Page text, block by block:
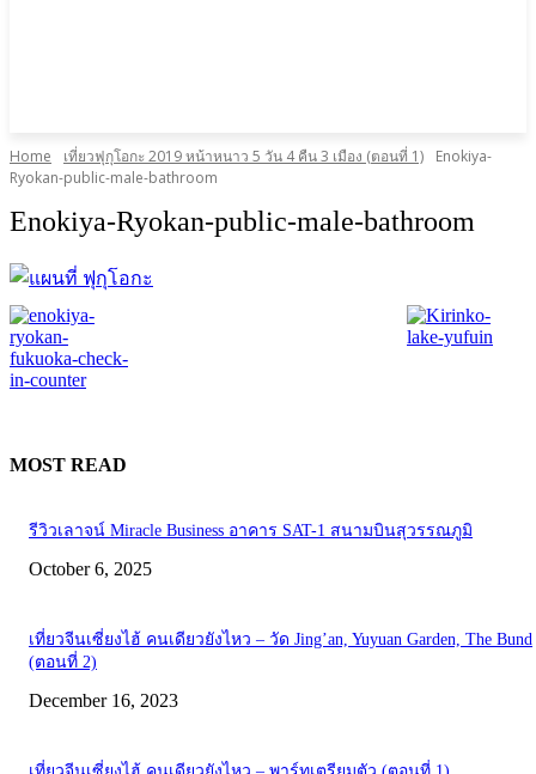
Home เที่ยวฟุกุโอกะ 2019 หน้าหนาว 5 วัน 4 คืน 3 เมือง (ตอนที่ 1)
Enokiya-
Ryokan-public-male-bathroom
Enokiya-Ryokan-public-male-bathroom
MOST READ
รีวิวเลาจน์ Miracle Business อาคาร SAT-1 สนามบินสุวรรณภูมิ
October 6, 2025
เที่ยวจีนเซี่ยงไฮ้ คนเดียวยังไหว – วัด Jing’an, Yuyuan Garden, The Bund
(ตอนที่ 2)
December 16, 2023